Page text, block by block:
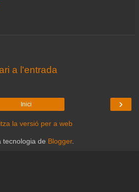
a l'entrada
›
Inici
la versió per a web
tecnologia de Blogger.